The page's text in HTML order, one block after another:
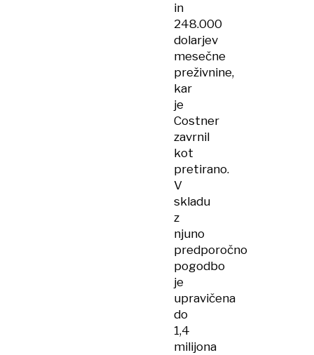
in
248.000
dolarjev
mesečne
preživnine,
kar
je
Costner
zavrnil
kot
pretirano.
V
skladu
z
njuno
predporočno
pogodbo
je
upravičena
do
1,4
milijona